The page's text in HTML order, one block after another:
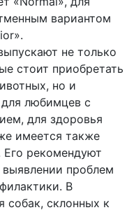
вариантом
не только
стоит приобретать
но и
любимцев с
для здоровья
имеется также
Его рекомендуют
проблем
В
собак, склонных к